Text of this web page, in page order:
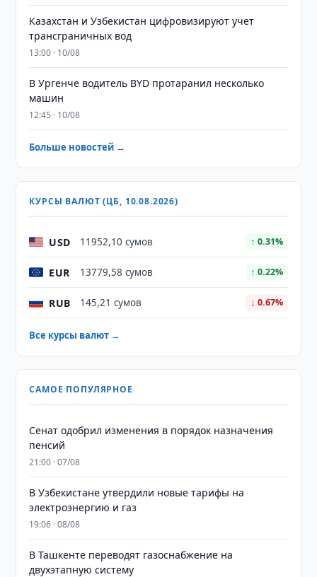
Казахстан и Узбекистан цифровизируют учет
трансграничных вод
13:00 · 10/08
В Ургенче водитель BYD протаранил несколько
машин
12:45 · 10/08
Больше новостей →
КУРСЫ ВАЛЮТ (ЦБ, 10.08.2026)
USD 11952,10 сумов ↑ 0.31%
EUR 13779,58 сумов ↑ 0.22%
RUB 145,21 сумов ↓ 0.67%
Все курсы валют →
САМОЕ ПОПУЛЯРНОЕ
Сенат одобрил изменения в порядок назначения
пенсий
21:00 · 07/08
В Узбекистане утвердили новые тарифы на
электроэнергию и газ
19:06 · 08/08
В Ташкенте переводят газоснабжение на
двухэтапную систему